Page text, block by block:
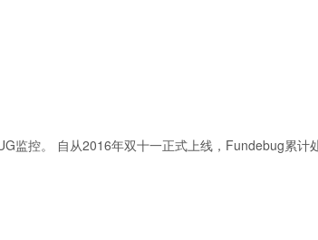
监控。 自从2016年双十一正式上线，Fundebug累计